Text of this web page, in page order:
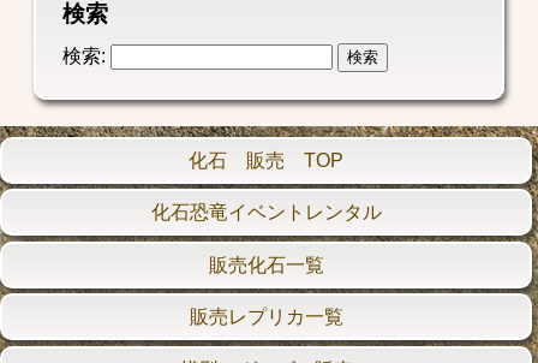
検索
検索:
化石 販売 TOP
化石恐竜イベントレンタル
販売化石一覧
販売レプリカ一覧